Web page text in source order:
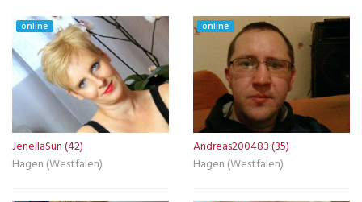
online
JenellaSun (42)
Hagen (Westfalen)
online
Andreas200483 (35)
Hagen (Westfalen)